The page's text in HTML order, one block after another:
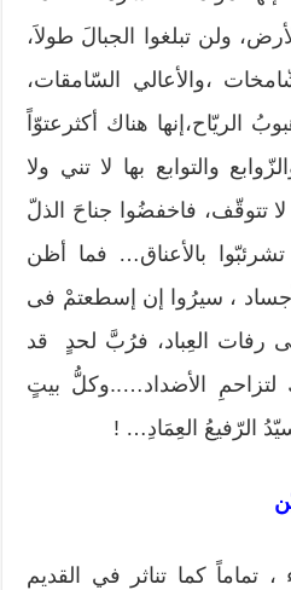
ولن تبلغوا الجبالَ طولاَ،
،والأعالي السّامقات،
الريّاح،إنها هناك أكثرعتوّاً
والتوابع بها لا تني ولا
تتوقّف، فاخفضُوا جناحَ الذلّ
بالأعناق… فما أظن
، سيرُوا إن إسطعتمْ فى
على رفات العِباد، فرُبَّ لحدٍ قد
الأضداد…..وكلُّ بيتٍ
الرّفيعُ العِمَادِ… !
، تماماً كما تناثر في القديم